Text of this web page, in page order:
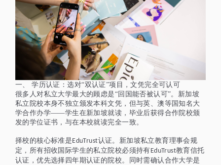
一、 学历认证：选对“双认证”项目，文凭完全可认可
很多人对私立大学最大的顾虑是“回国能否被认可”。新加坡
私立院校本身不独立颁发本科文凭，但与英、澳等国知名大
学合作办学——学生在新加坡就读，毕业后获得合作院校颁
发的学位证书，与在本校就读完全一致。
择校的核心标准是EduTrust认证。新加坡私立教育理事会规
定，所有招收国际学生的私立院校必须持有EduTrust教育信托
认证，优先选择四年期认证的院校。同时需确认合作大学是